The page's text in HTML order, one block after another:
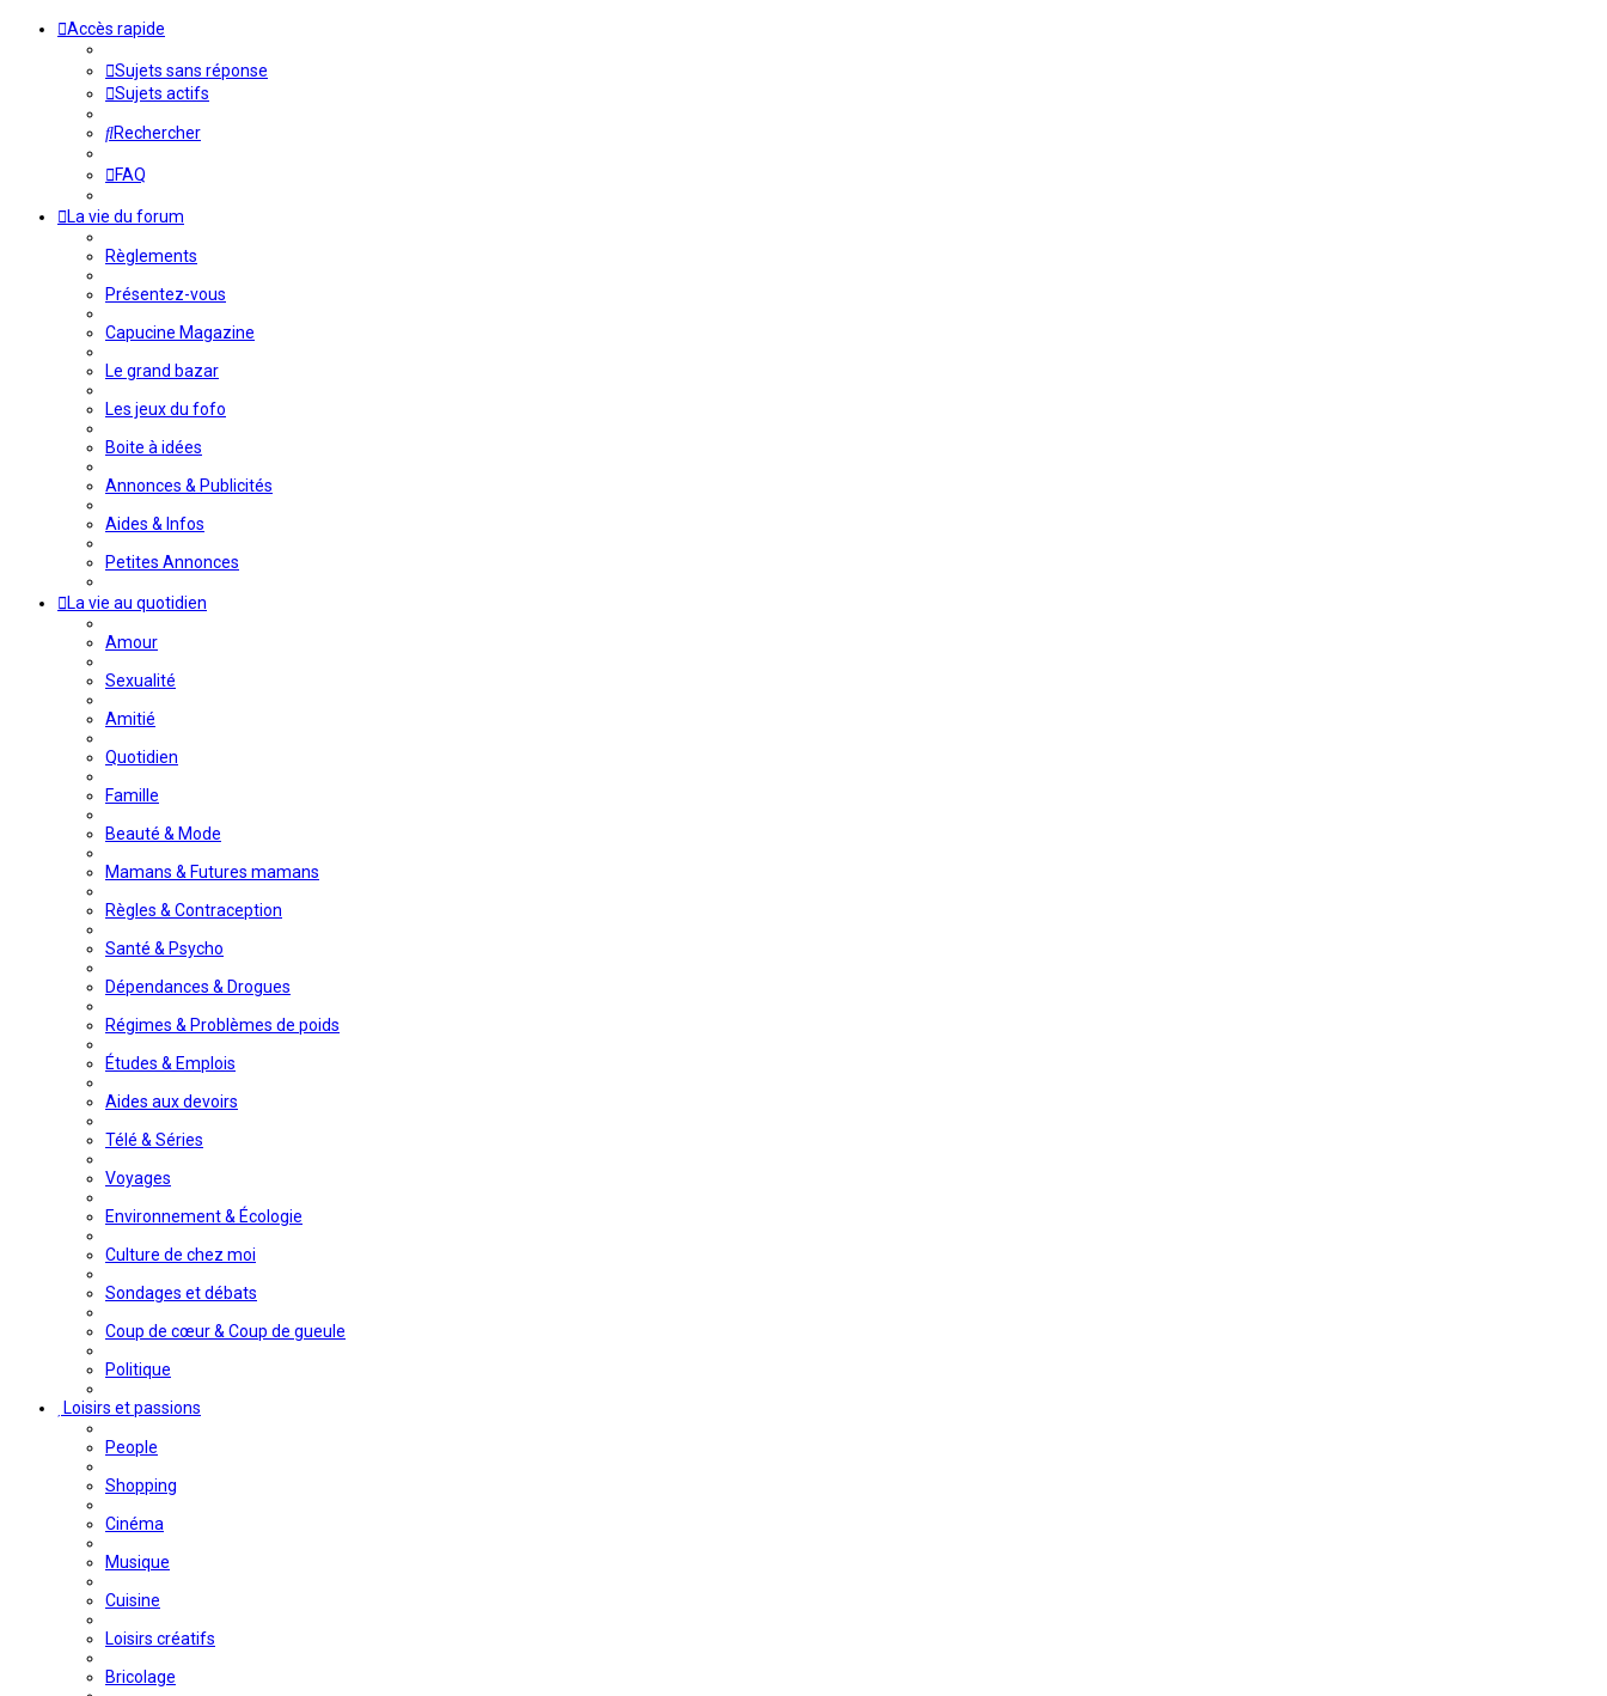
Accès rapide
Sujets sans réponse
Sujets actifs
Rechercher
FAQ
La vie du forum
Règlements
Présentez-vous
Capucine Magazine
Le grand bazar
Les jeux du fofo
Boite à idées
Annonces & Publicités
Aides & Infos
Petites Annonces
La vie au quotidien
Amour
Sexualité
Amitié
Quotidien
Famille
Beauté & Mode
Mamans & Futures mamans
Règles & Contraception
Santé & Psycho
Dépendances & Drogues
Régimes & Problèmes de poids
Études & Emplois
Aides aux devoirs
Télé & Séries
Voyages
Environnement & Écologie
Culture de chez moi
Sondages et débats
Coup de cœur & Coup de gueule
Politique
Loisirs et passions
People
Shopping
Cinéma
Musique
Cuisine
Loisirs créatifs
Bricolage